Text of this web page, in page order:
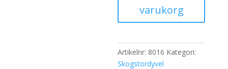
mängd
varukorg
Artikelnr: 8016 Kategori:
Skogstordyvel